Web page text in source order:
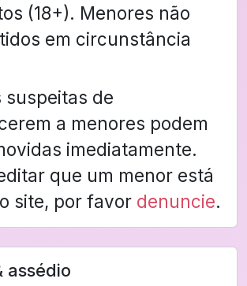
(18+). Menores não
em circunstância
suspeitas de
a menores podem
imediatamente.
que um menor está
site, por favor denuncie.
assédio